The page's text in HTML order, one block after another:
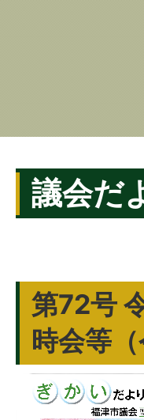
議会だ
第72号
時会等